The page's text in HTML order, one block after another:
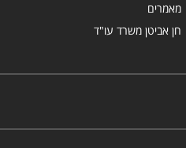
מאמרים